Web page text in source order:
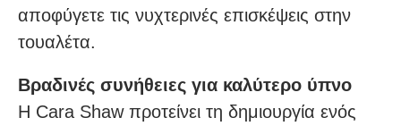
αποφύγετε τις νυχτερινές επισκέψεις στην
τουαλέτα.
Βραδινές συνήθειες για καλύτερο ύπνο
Η Cara Shaw προτείνει τη δημιουργία ενός